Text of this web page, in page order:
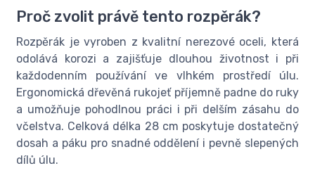
Proč zvolit právě tento rozpěrák?
Rozpěrák je vyroben z kvalitní nerezové oceli, která
odolává korozi a zajišťuje dlouhou životnost i při
každodenním používání ve vlhkém prostředí úlu.
Ergonomická dřevěná rukojeť příjemně padne do ruky
a umožňuje pohodlnou práci i při delším zásahu do
včelstva. Celková délka 28 cm poskytuje dostatečný
dosah a páku pro snadné oddělení i pevně slepených
dílů úlu.